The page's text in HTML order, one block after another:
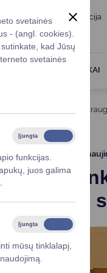
svetainės
- (angl. cookies).
kad Jūsų
svetainės
Įjungta
funkcijas.
juos galima
Įjungta
mūsų tinklalapį,
Meras
Registruokitės
Vicemerai
Mero patarėja
Administracija
Savivaldybės
Planavimo
Korupcijos
Viešieji
Lygios
Savivaldybės
Finansų
DUK
DRUSKININKAI
– tarp šeimai
2026-05-20
Lietuvos